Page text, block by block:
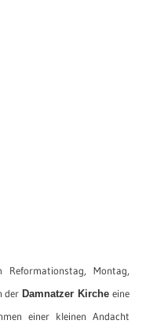
Reformationstag, Montag,
derDamnatzer Kirche eine
einer kleinen Andacht